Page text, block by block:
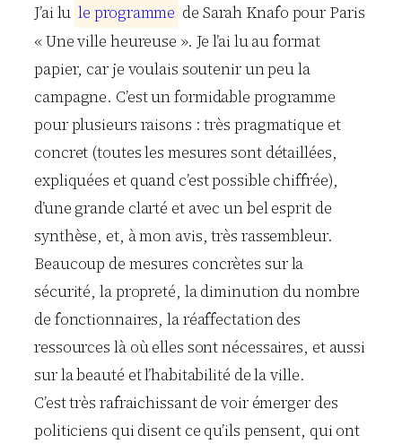
J’ai lu le programme de Sarah Knafo pour Paris
« Une ville heureuse ». Je l’ai lu au format
papier, car je voulais soutenir un peu la
campagne. C’est un formidable programme
pour plusieurs raisons : très pragmatique et
concret (toutes les mesures sont détaillées,
expliquées et quand c’est possible chiffrée),
d’une grande clarté et avec un bel esprit de
synthèse, et, à mon avis, très rassembleur.
Beaucoup de mesures concrètes sur la
sécurité, la propreté, la diminution du nombre
de fonctionnaires, la réaffectation des
ressources là où elles sont nécessaires, et aussi
sur la beauté et l’habitabilité de la ville.
C’est très rafraichissant de voir émerger des
politiciens qui disent ce qu’ils pensent, qui ont